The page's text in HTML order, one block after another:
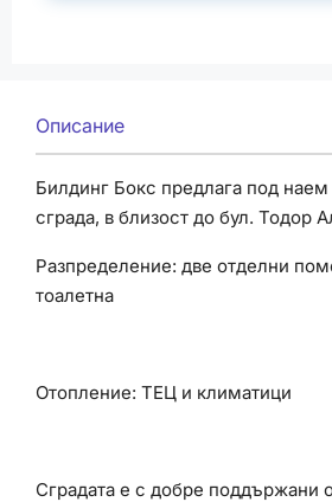
Описание
Билдинг Бокс предлага под
сграда, в близост до бул. Тодор
Разпределение: две отделни
тоалетна
Отопление: ТЕЦ и климатици
Сградата е с добре поддържани